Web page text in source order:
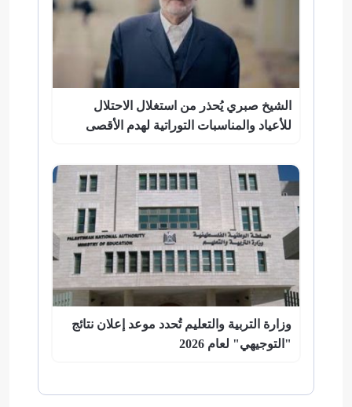
الشيخ صبري يُحذر من استغلال الاحتلال
للأعياد والمناسبات التوراتية لهدم الأقصى
وزارة التربية والتعليم تُحدد موعد إعلان نتائج
"التوجيهي" لعام 2026